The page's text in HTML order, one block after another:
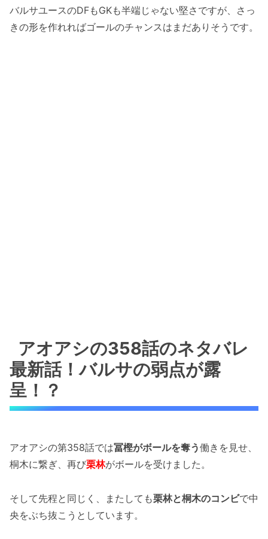
バルサユースのDFもGKも半端じゃない堅さですが、さっ
きの形を作れればゴールのチャンスはまだありそうです。
アオアシの358話のネタバレ
最新話！バルサの弱点が露
呈！？
アオアシの第358話では冨樫がボールを奪う働きを見せ、
桐木に繋ぎ、再び栗林がボールを受けました。
そして先程と同じく、またしても栗林と桐木のコンビで中
央をぶち抜こうとしています。